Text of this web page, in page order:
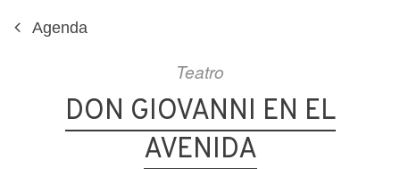
Agenda
Teatro
DON GIOVANNI EN EL
AVENIDA